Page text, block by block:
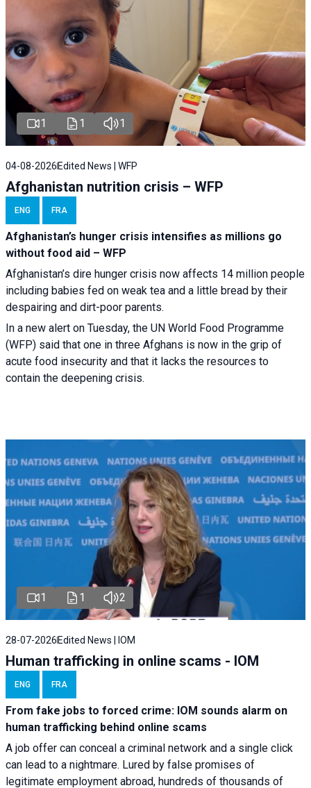
1 1 1
04-08-2026 Edited News | WFP
Afghanistan nutrition crisis – WFP
ENG FRA
Afghanistan’s hunger crisis intensifies as millions go
without food aid – WFP
Afghanistan’s dire hunger crisis now affects 14 million people
including babies fed on weak tea and a little bread by their
despairing and dirt-poor parents.
In a new alert on Tuesday, the UN World Food Programme
(WFP) said that one in three Afghans is now in the grip of
acute food insecurity and that it lacks the resources to
contain the deepening crisis.
1 1 2
28-07-2026Edited News | IOM
Human trafficking in online scams - IOM
ENG FRA
From fake jobs to forced crime: IOM sounds alarm on
human trafficking behind online scams
A job offer can conceal a criminal network and a single click
can lead to a nightmare. Lured by false promises of
legitimate employment abroad, hundreds of thousands of